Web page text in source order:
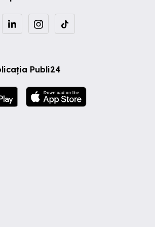
Publi24